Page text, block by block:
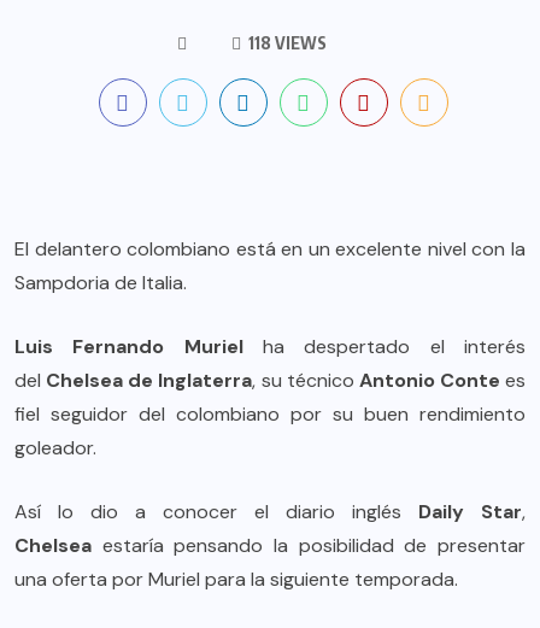
118 VIEWS
El delantero colombiano está en un excelente nivel con la
Sampdoria de Italia.
Luis Fernando Murielha despertado el interés
del Chelsea de Inglaterra, su técnico Antonio Conte es
fiel seguidor del colombiano por su buen rendimiento
goleador.
Así lo dio a conocer el diario inglés Daily Star,
Chelsea estaría pensando la posibilidad de presentar
una oferta por Muriel para la siguiente temporada.